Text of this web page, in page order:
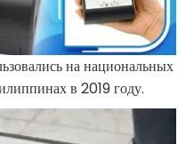
на национальных
в 2019 году.